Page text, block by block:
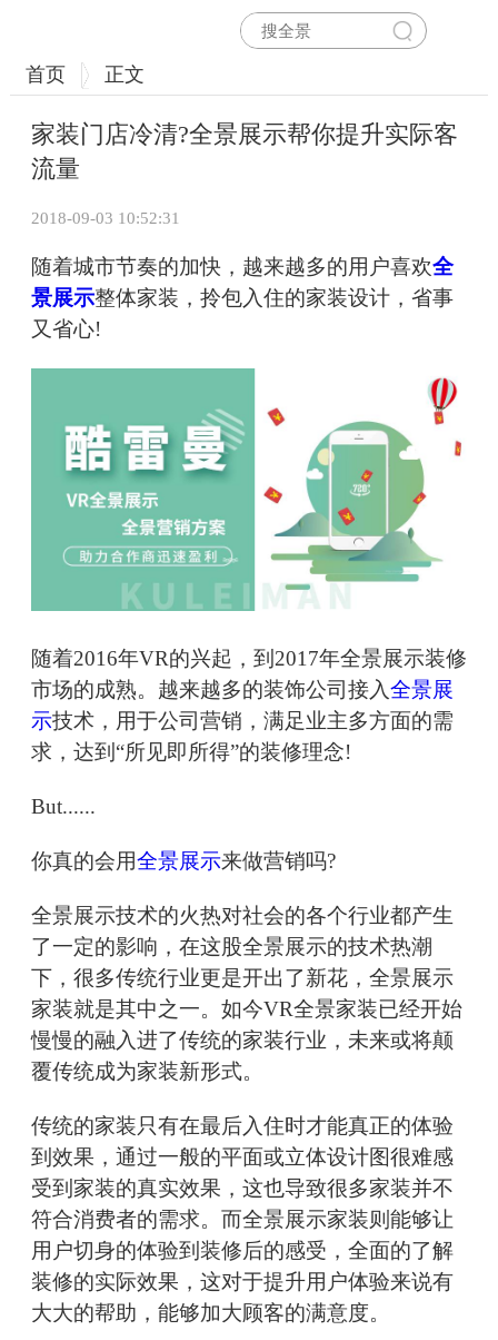
首页 正文
家装门店冷清?全景展示帮你提升实际客
流量
2018-09-03 10:52:31
随着城市节奏的加快，越来越多的用户喜欢全
景展示整体家装，拎包入住的家装设计，省事
又省心!
随着2016年VR的兴起，到2017年全景展示装修
市场的成熟。越来越多的装饰公司接入全景展
示技术，用于公司营销，满足业主多方面的需
求，达到“所见即所得”的装修理念!
But......
你真的会用全景展示来做营销吗?
全景展示技术的火热对社会的各个行业都产生
了一定的影响，在这股全景展示的技术热潮
下，很多传统行业更是开出了新花，全景展示
家装就是其中之一。如今VR全景家装已经开始
慢慢的融入进了传统的家装行业，未来或将颠
覆传统成为家装新形式。
传统的家装只有在最后入住时才能真正的体验
到效果，通过一般的平面或立体设计图很难感
受到家装的真实效果，这也导致很多家装并不
符合消费者的需求。而全景展示家装则能够让
用户切身的体验到装修后的感受，全面的了解
装修的实际效果，这对于提升用户体验来说有
大大的帮助，能够加大顾客的满意度。